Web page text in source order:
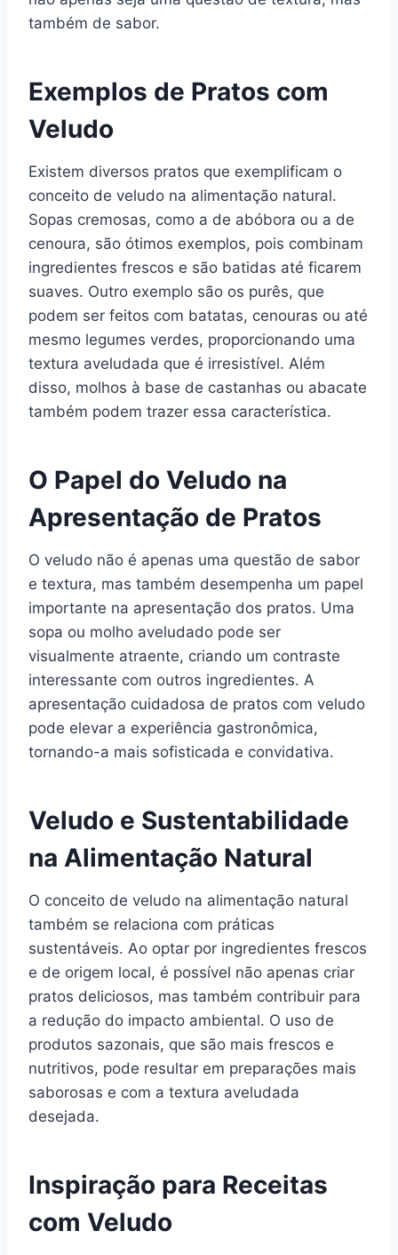
também de sabor.
Exemplos de Pratos com
Veludo
Existem diversos pratos que exemplificam o
conceito de veludo na alimentação natural.
Sopas cremosas, como a de abóbora ou a de
cenoura, são ótimos exemplos, pois combinam
ingredientes frescos e são batidas até ficarem
suaves. Outro exemplo são os purês, que
podem ser feitos com batatas, cenouras ou até
mesmo legumes verdes, proporcionando uma
textura aveludada que é irresistível. Além
disso, molhos à base de castanhas ou abacate
também podem trazer essa característica.
O Papel do Veludo na
Apresentação de Pratos
O veludo não é apenas uma questão de sabor
e textura, mas também desempenha um papel
importante na apresentação dos pratos. Uma
sopa ou molho aveludado pode ser
visualmente atraente, criando um contraste
interessante com outros ingredientes. A
apresentação cuidadosa de pratos com veludo
pode elevar a experiência gastronômica,
tornando-a mais sofisticada e convidativa.
Veludo e Sustentabilidade
na Alimentação Natural
O conceito de veludo na alimentação natural
também se relaciona com práticas
sustentáveis. Ao optar por ingredientes frescos
e de origem local, é possível não apenas criar
pratos deliciosos, mas também contribuir para
a redução do impacto ambiental. O uso de
produtos sazonais, que são mais frescos e
nutritivos, pode resultar em preparações mais
saborosas e com a textura aveludada
desejada.
Inspiração para Receitas
com Veludo